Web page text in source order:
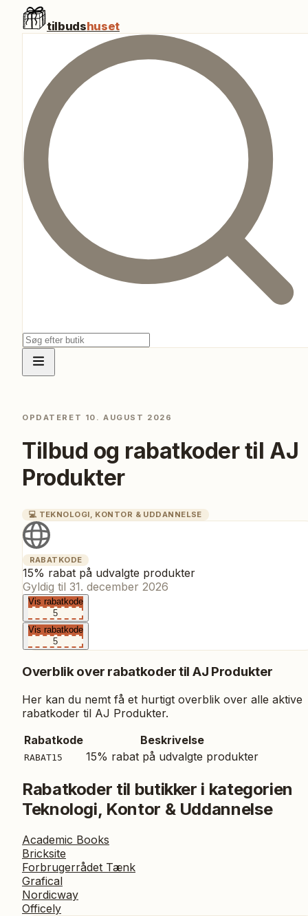
tilbudshuset
OPDATERET 10. AUGUST 2026
Tilbud og rabatkoder til AJ
Produkter
💻 TEKNOLOGI, KONTOR & UDDANNELSE
RABATKODE
15% rabat på udvalgte produkter
Gyldig til 31. december 2026
Vis rabatkode
5
Vis rabatkode
5
Overblik over rabatkoder til AJ Produkter
Her kan du nemt få et hurtigt overblik over alle aktive
rabatkoder til AJ Produkter.
Rabatkode
Beskrivelse
RABAT15 15% rabat på udvalgte produkter
Rabatkoder til butikker i kategorien
Teknologi, Kontor & Uddannelse
Academic Books
Bricksite
Forbrugerrådet Tænk
Grafical
Nordicway
Officely